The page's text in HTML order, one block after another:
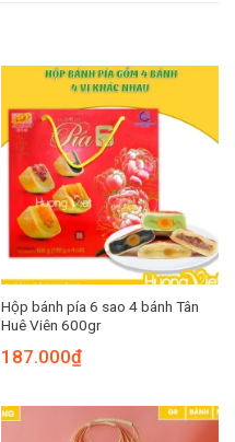
Hộp bánh pía 6 sao 4 bánh Tân
Huê Viên 600gr
187.000₫